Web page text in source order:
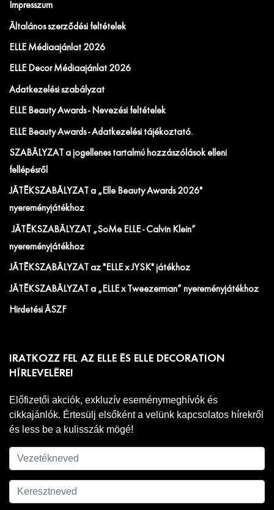
Impresszum
Általános szerződési feltételek
ELLE Médiaajánlat 2026
ELLE Decor Médiaajánlat 2026
Adatkezelési szabályzat
ELLE Beauty Awards - Nevezési feltételek
ELLE Beauty Awards - Adatkezelési tájékoztató.
SZABÁLYZAT a jogellenes tartalmú hozzászólások elleni
fellépésről
JÁTÉKSZABÁLYZAT a „Elle Beauty Awards 2026"
nyereményjátékhoz
JÁTÉKSZABÁLYZAT „SoMe ELLE - Calvin Klein”
nyereményjátékhoz
JÁTÉKSZABÁLYZAT az "ELLE x JYSK" játékhoz
JÁTÉKSZABÁLYZAT a „ELLE x Tweezerman” nyereményjátékhoz
Hirdetési ÁSZF
IRATKOZZ FEL AZ ELLE ÉS ELLE DECORATION
HÍRLEVELÉRE!
Előfizetői akciók, exkluzív eseménymeghívók és
cikkajánlók. Értesülj elsőként a velünk kapcsolatos hírekről
és less be a kulisszák mögé!